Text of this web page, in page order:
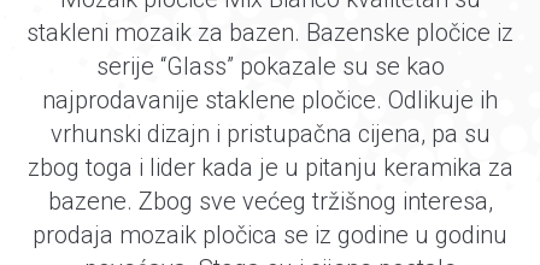
stakleni mozaik za bazen. Bazenske pločice iz
serije “Glass” pokazale su se kao
najprodavanije staklene pločice. Odlikuje ih
vrhunski dizajn i pristupačna cijena, pa su
zbog toga i lider kada je u pitanju keramika za
bazene. Zbog sve većeg tržišnog interesa,
prodaja mozaik pločica se iz godine u godinu